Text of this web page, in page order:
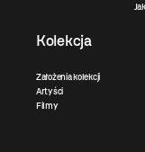
Kolekcja
Założenia kolekcji
Artyści
Filmy